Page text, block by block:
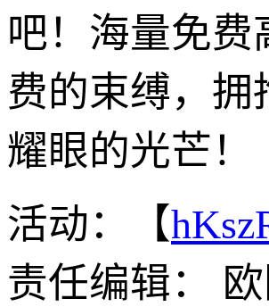
吧！海量免
费的束缚，
耀眼的光芒！
活动：【
责任编辑：